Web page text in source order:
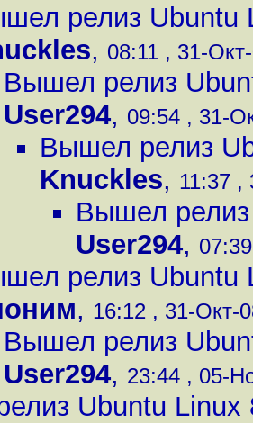
релиз Ubuntu
, 08:11 , 31-
Вышел релиз
User294, 09:54 , 31-
Вышел релиз
Knuckles, 11:37 ,
Вышел
User294,
релиз Ubuntu
, 16:12 , 31-Окт-
Вышел релиз
User294, 23:44 , 05-
Ubuntu Linux